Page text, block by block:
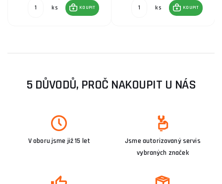
ks KOUPIT ks KOUPIT
5 DŮVODŮ, PROČ NAKOUPIT U NÁS
V oboru jsme již 15 let
Jsme autorizovaný servis
vybraných značek